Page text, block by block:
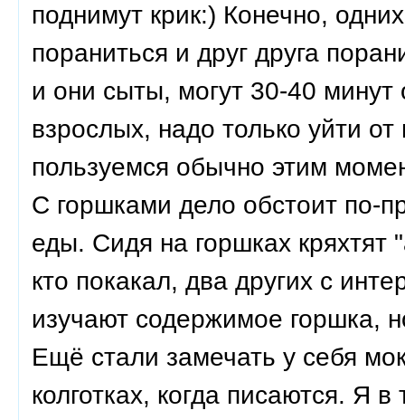
поднимут крик:) Конечно,
пораниться и друг друга
и они сыты, могут 30-40 минут
взрослых, надо только уйти
пользуемся обычно этим
С горшками дело обстоит по-
еды. Сидя на горшках кряхтят
кто покакал, два других с
изучают содержимое горшка,
Ещё стали замечать у себя
колготках, когда писаются. Я